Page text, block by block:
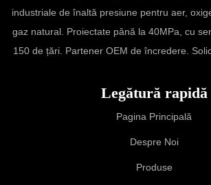
industriale de înaltă presiune pentru aer,
gaz natural. Proiectate până la 40MPa, cu
150 de țări. Partener OEM de încredere.
Legătură rapidă
Pagina Principală
Despre Noi
Produse